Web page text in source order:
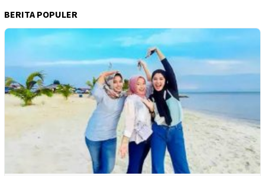
BERITA POPULER